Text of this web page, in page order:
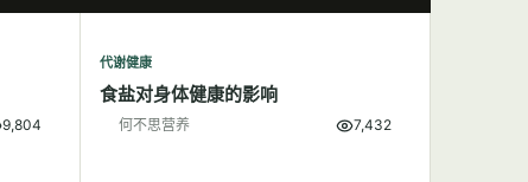
9,804
代谢健康
食盐对身体健康的影响
何不思营养 7,432